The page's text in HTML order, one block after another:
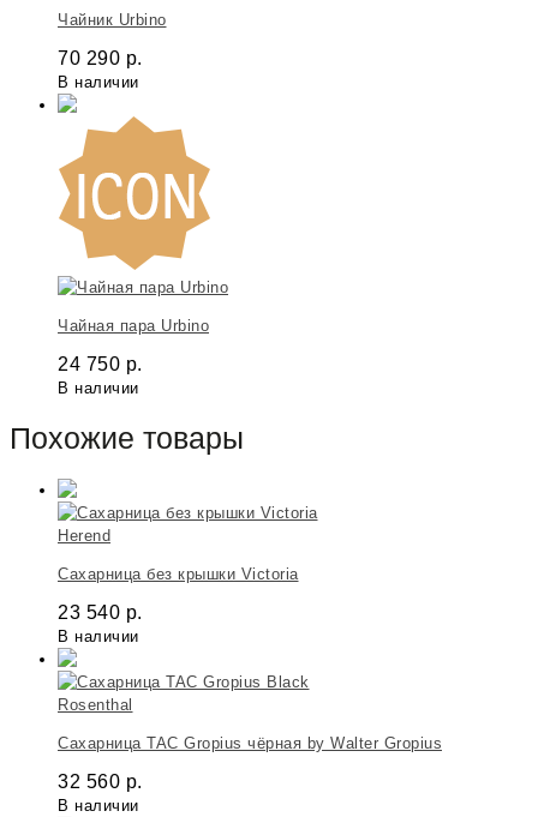
Чайник Urbino
70 290 р.
В наличии
Чайная пара Urbino
24 750 р.
В наличии
Похожие товары
Herend
Сахарница без крышки Victoria
23 540 р.
В наличии
Rosenthal
Сахарница TAC Gropius чёрная by Walter Gropius
32 560 р.
В наличии